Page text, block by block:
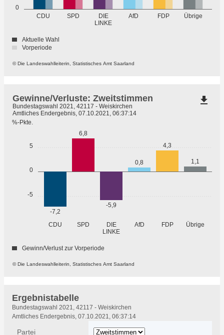
0
CDU SPD
DIE
LINKE
AfD FDP Übrige
© Die Landeswahlleiterin, Statistisches Amt Saarland
Aktuelle Wahl
Vorperiode
-5
0
5
%-Pkte.
CDU SPD
DIE
LINKE
AfD FDP Übrige
-7,2
6,8
-5,9
0,8
4,3
1,1
© Die Landeswahlleiterin, Statistisches Amt Saarland
Gewinne/Verluste: Zweitstimmen
Bundestagswahl 2021, 42117 - Weiskirchen
Amtliches Endergebnis, 07.10.2021, 06:37:14
Gewinn/Verlust zur Vorperiode
file_download
Ergebnistabelle
Ergebnistabelle
Bundestagswahl 2021, 42117 - Weiskirchen
Amtliches Endergebnis, 07.10.2021, 06:37:14
Partei